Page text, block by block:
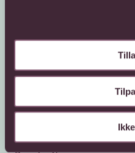
Vår historie